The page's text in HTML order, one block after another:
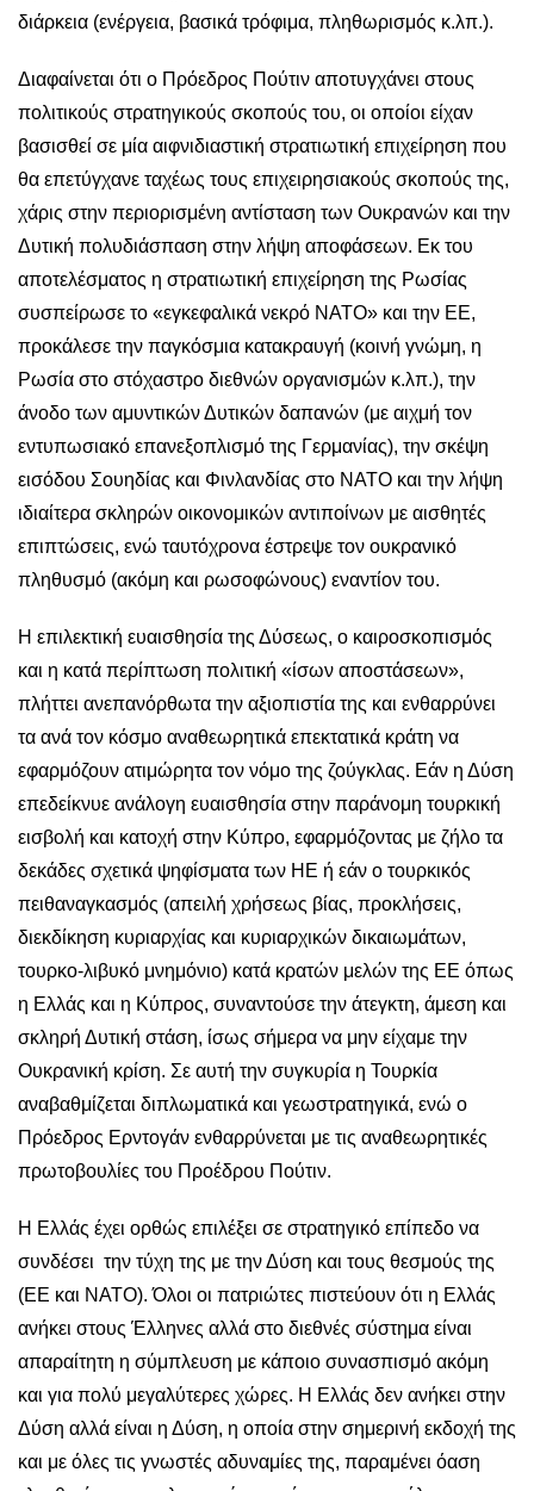
διάρκεια (ενέργεια, βασικά τρόφιμα, πληθωρισμός κ.λπ.).
Διαφαίνεται ότι ο Πρόεδρος Πούτιν αποτυγχάνει στους
πολιτικούς στρατηγικούς σκοπούς του, οι οποίοι είχαν
βασισθεί σε μία αιφνιδιαστική στρατιωτική επιχείρηση που
θα επετύγχανε ταχέως τους επιχειρησιακούς σκοπούς της,
χάρις στην περιορισμένη αντίσταση των Ουκρανών και την
Δυτική πολυδιάσπαση στην λήψη αποφάσεων. Εκ του
αποτελέσματος η στρατιωτική επιχείρηση της Ρωσίας
συσπείρωσε το «εγκεφαλικά νεκρό ΝΑΤΟ» και την ΕΕ,
προκάλεσε την παγκόσμια κατακραυγή (κοινή γνώμη, η
Ρωσία στο στόχαστρο διεθνών οργανισμών κ.λπ.), την
άνοδο των αμυντικών Δυτικών δαπανών (με αιχμή τον
εντυπωσιακό επανεξοπλισμό της Γερμανίας), την σκέψη
εισόδου Σουηδίας και Φινλανδίας στο ΝΑΤΟ και την λήψη
ιδιαίτερα σκληρών οικονομικών αντιποίνων με αισθητές
επιπτώσεις, ενώ ταυτόχρονα έστρεψε τον ουκρανικό
πληθυσμό (ακόμη και ρωσοφώνους) εναντίον του.
Η επιλεκτική ευαισθησία της Δύσεως, ο καιροσκοπισμός
και η κατά περίπτωση πολιτική «ίσων αποστάσεων»,
πλήττει ανεπανόρθωτα την αξιοπιστία της και ενθαρρύνει
τα ανά τον κόσμο αναθεωρητικά επεκτατικά κράτη να
εφαρμόζουν ατιμώρητα τον νόμο της ζούγκλας. Εάν η Δύση
επεδείκνυε ανάλογη ευαισθησία στην παράνομη τουρκική
εισβολή και κατοχή στην Κύπρο, εφαρμόζοντας με ζήλο τα
δεκάδες σχετικά ψηφίσματα των ΗΕ ή εάν ο τουρκικός
πειθαναγκασμός (απειλή χρήσεως βίας, προκλήσεις,
διεκδίκηση κυριαρχίας και κυριαρχικών δικαιωμάτων,
τουρκο-λιβυκό μνημόνιο) κατά κρατών μελών της ΕΕ όπως
η Ελλάς και η Κύπρος, συναντούσε την άτεγκτη, άμεση και
σκληρή Δυτική στάση, ίσως σήμερα να μην είχαμε την
Ουκρανική κρίση. Σε αυτή την συγκυρία η Τουρκία
αναβαθμίζεται διπλωματικά και γεωστρατηγικά, ενώ ο
Πρόεδρος Ερντογάν ενθαρρύνεται με τις αναθεωρητικές
πρωτοβουλίες του Προέδρου Πούτιν.
Η Ελλάς έχει ορθώς επιλέξει σε στρατηγικό επίπεδο να
συνδέσει την τύχη της με την Δύση και τους θεσμούς της
(ΕΕ και ΝΑΤΟ). Όλοι οι πατριώτες πιστεύουν ότι η Ελλάς
ανήκει στους Έλληνες αλλά στο διεθνές σύστημα είναι
απαραίτητη η σύμπλευση με κάποιο συνασπισμό ακόμη
και για πολύ μεγαλύτερες χώρες. Η Ελλάς δεν ανήκει στην
Δύση αλλά είναι η Δύση, η οποία στην σημερινή εκδοχή της
και με όλες τις γνωστές αδυναμίες της, παραμένει όαση